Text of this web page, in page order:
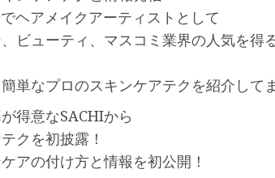
ヘアメイクアーティストとして
ビューティ、マスコミ業界の人気を得
単なプロのスキンケアテクを紹介してま
得意なSACHIから
クを初披露！
アの付け方と情報を初公開！